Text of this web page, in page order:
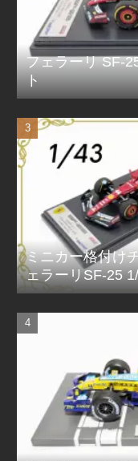
フェラーリ SF-
ト
ミニカー格付け
ェラーリSF-25